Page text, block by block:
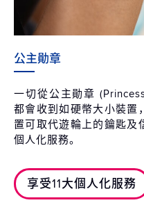
公主勛章
一切從公主勛章
都會收到如硬幣大小裝置
置可取代遊輪上的鑰匙及
個人化服務。
享受11大個人化服務